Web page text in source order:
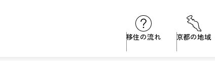
移住の流れ 京都の地域